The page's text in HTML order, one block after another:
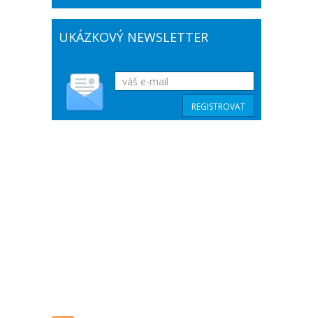
UKÁZKOVÝ NEWSLETTER